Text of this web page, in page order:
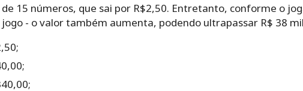
‌15‌ ‌números,‌ ‌que‌ ‌sai‌ ‌por‌ ‌R$2,50.‌ Entretanto, ‌conforme‌ ‌o‌
‌-‌ ‌o‌ ‌valor‌ ‌‌também‌ ‌aumenta,‌ ‌podendo‌ ultrapassar ‌R$ 38‌